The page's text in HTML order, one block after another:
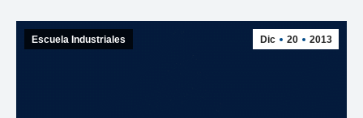
Dic 20 2013
Escuela Industriales